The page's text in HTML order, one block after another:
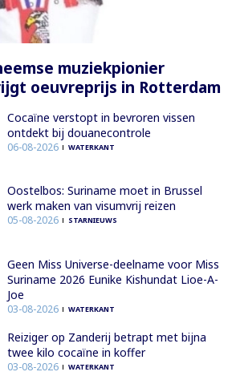
muziekpionier
oeuvreprijs in Rotterdam
Cocaïne verstopt in bevroren vissen
ontdekt bij douanecontrole
06-08-2026 WATERKANT
Oostelbos: Suriname moet in Brussel
werk maken van visumvrij reizen
05-08-2026 STARNIEUWS
Geen Miss Universe-deelname voor Miss
Suriname 2026 Eunike Kishundat Lioe-A-
Joe
03-08-2026 WATERKANT
Reiziger op Zanderij betrapt met bijna
twee kilo cocaïne in koffer
03-08-2026 WATERKANT